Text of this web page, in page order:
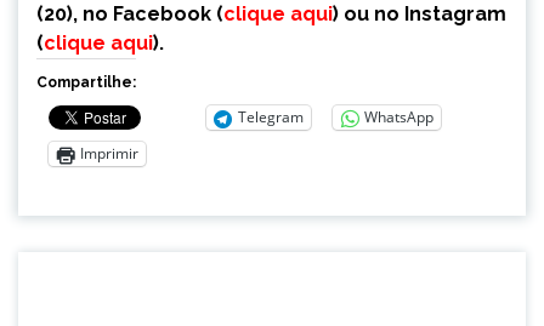
(20), no Facebook (clique aqui) ou no Instagram
(clique aqui).
Compartilhe:
Telegram
WhatsApp
Imprimir